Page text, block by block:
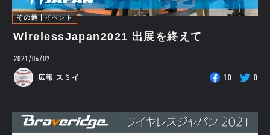
その他 イベント
WirelessJapan2021 出展を終えて
2021/06/07
広報 スミイ 10 0